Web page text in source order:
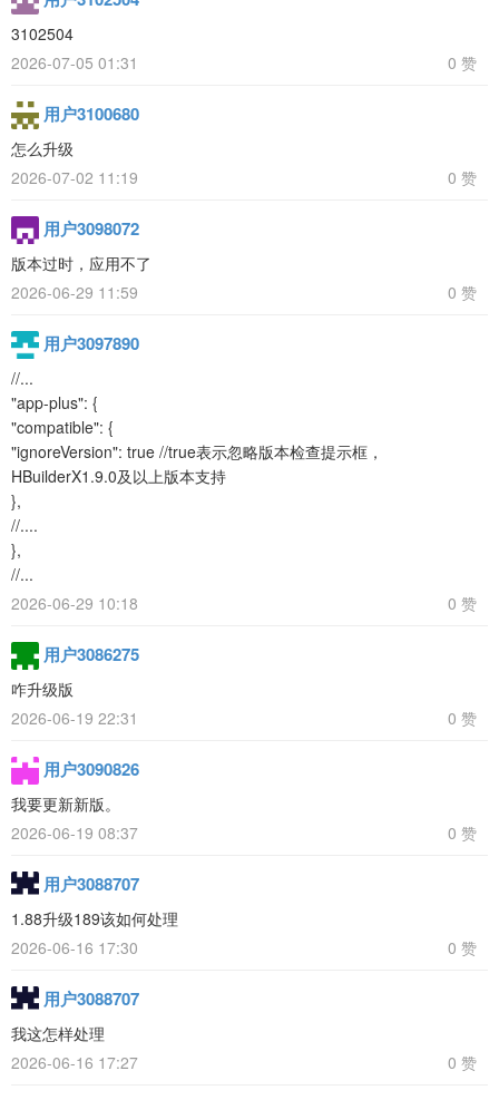
3102504
2026-07-05 01:31
0 赞
用户3100680
怎么升级
2026-07-02 11:19
0 赞
用户3098072
版本过时，应用不了
2026-06-29 11:59
0 赞
用户3097890
//...
"app-plus": {
"compatible": {
"ignoreVersion": true //true表示忽略版本检查提示框，
HBuilderX1.9.0及以上版本支持
},
//....
},
//...
2026-06-29 10:18
0 赞
用户3086275
咋升级版
2026-06-19 22:31
0 赞
用户3090826
我要更新新版。
2026-06-19 08:37
0 赞
用户3088707
1.88升级189该如何处理
2026-06-16 17:30
0 赞
用户3088707
我这怎样处理
2026-06-16 17:27
0 赞